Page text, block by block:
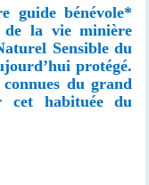
guide bénévole*
de la vie minière
Sensible du
protégé.
connues du grand
cet habituée du